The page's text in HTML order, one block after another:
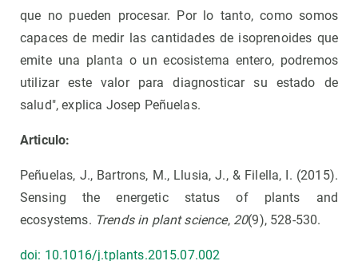
que no pueden procesar. Por lo tanto, como somos
capaces de medir las cantidades de isoprenoides que
emite una planta o un ecosistema entero, podremos
utilizar este valor para diagnosticar su estado de
salud", explica Josep Peñuelas.
Articulo:
Peñuelas, J., Bartrons, M., Llusia, J., & Filella, I. (2015).
Sensing the energetic status of plants and
ecosystems. Trends in plant science, 20(9), 528-530.
doi: 10.1016/j.tplants.2015.07.002